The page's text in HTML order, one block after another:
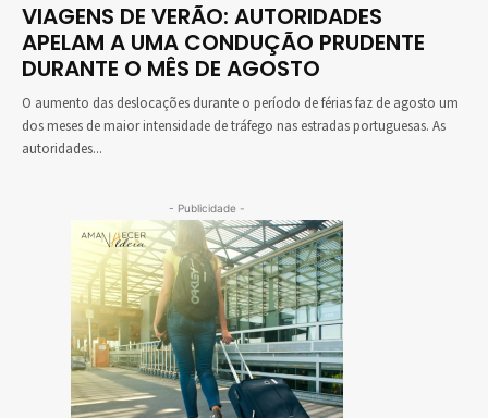
VIAGENS DE VERÃO: AUTORIDADES
APELAM A UMA CONDUÇÃO PRUDENTE
DURANTE O MÊS DE AGOSTO
O aumento das deslocações durante o período de férias faz de agosto um
dos meses de maior intensidade de tráfego nas estradas portuguesas. As
autoridades...
- Publicidade -